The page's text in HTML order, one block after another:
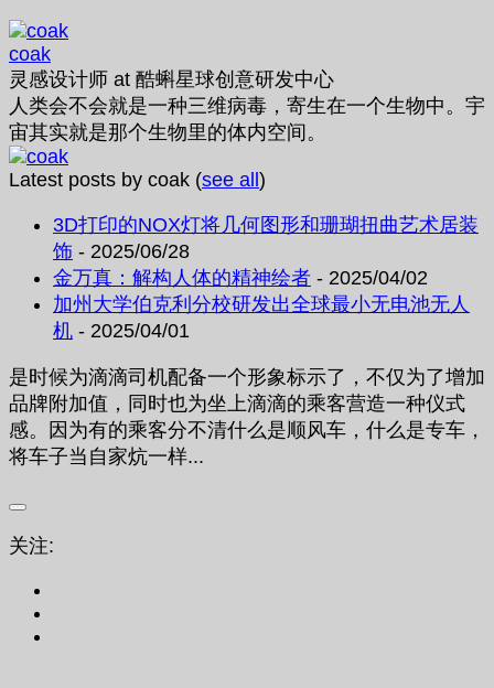
coak
灵感设计师 at 酷蝌星球创意研发中心
人类会不会就是一种三维病毒，寄生在一个生物中。宇
宙其实就是那个生物里的体内空间。
Latest posts by coak (see all)
3D打印的NOX灯将几何图形和珊瑚扭曲艺术居装
饰 - 2025/06/28
金万真：解构人体的精神绘者 - 2025/04/02
加州大学伯克利分校研发出全球最小无电池无人
机 - 2025/04/01
是时候为滴滴司机配备一个形象标示了，不仅为了增加
品牌附加值，同时也为坐上滴滴的乘客营造一种仪式
感。因为有的乘客分不清什么是顺风车，什么是专车，
将车子当自家炕一样...
关注: